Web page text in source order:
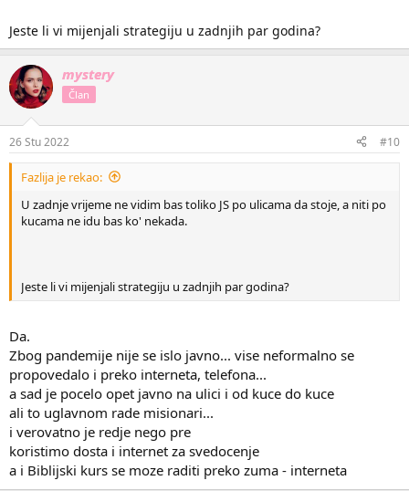
Jeste li vi mijenjali strategiju u zadnjih par godina?
mystery
Član
26 Stu 2022 #10
Fazlija je rekao:
U zadnje vrijeme ne vidim bas toliko JS po ulicama da stoje, a niti po
kucama ne idu bas ko' nekada.
Jeste li vi mijenjali strategiju u zadnjih par godina?
Da.
Zbog pandemije nije se islo javno... vise neformalno se
propovedalo i preko interneta, telefona...
a sad je pocelo opet javno na ulici i od kuce do kuce
ali to uglavnom rade misionari...
i verovatno je redje nego pre
koristimo dosta i internet za svedocenje
a i Biblijski kurs se moze raditi preko zuma - interneta